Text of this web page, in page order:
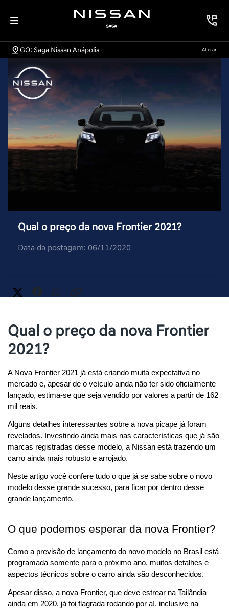
GO: Saga Nissan Anápolis Alterar
Qual o preço da nova Frontier 2021?
Data da postagem: 06/11/2020
Qual o preço da nova Frontier
2021?
A Nova Frontier 2021 já está criando muita expectativa no
mercado e, apesar de o veículo ainda não ter sido oficialmente
lançado, estima-se que seja vendido por valores a partir de 162
mil reais.
Alguns detalhes interessantes sobre a nova picape já foram
revelados. Investindo ainda mais nas características que já são
marcas registradas desse modelo, a Nissan está trazendo um
carro ainda mais robusto e arrojado.
Neste artigo você confere tudo o que já se sabe sobre o novo
modelo desse grande sucesso, para ficar por dentro desse
grande lançamento.
O que podemos esperar da nova Frontier?
Como a previsão de lançamento do novo modelo no Brasil está
programada somente para o próximo ano, muitos detalhes e
aspectos técnicos sobre o carro ainda são desconhecidos.
Apesar disso, a nova Frontier, que deve estrear na Tailândia
ainda em 2020, já foi flagrada rodando por aí, inclusive na